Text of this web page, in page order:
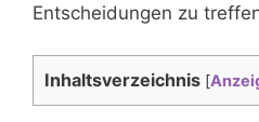
Entscheidungen zu
Inhaltsverzeichnis [